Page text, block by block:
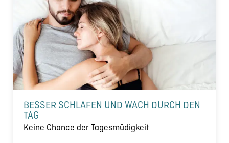
BESSER SCHLAFEN UND WACH DURCH DEN
TAG
Keine Chance der Tagesmüdigkeit